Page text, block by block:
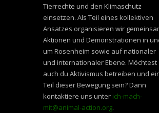
Tierrechte und den Klimaschutz
einsetzen. Als Teil eines kollektiven
Ansatzes organisieren wir
Aktionen und Demonstrationen in
um Rosenheim sowie auf nationaler
und internationaler Ebene. Möchtest
auch du Aktivismus betreiben und
Teil dieser Bewegung sein? Dann
kontaktiere uns unter ich-mach-
mit@animal-action.org.